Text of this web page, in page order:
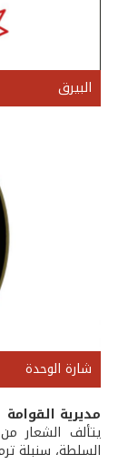
البيرق
شارة الوحدة
مديرية القوامة
يتألف الشعار
السلطة، سنبلة